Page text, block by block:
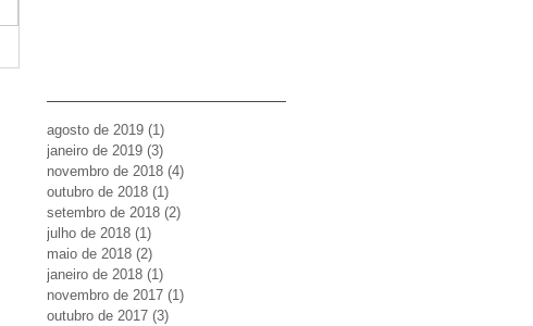
agosto de 2019 (1)
janeiro de 2019 (3)
novembro de 2018 (4)
outubro de 2018 (1)
setembro de 2018 (2)
julho de 2018 (1)
maio de 2018 (2)
janeiro de 2018 (1)
novembro de 2017 (1)
outubro de 2017 (3)